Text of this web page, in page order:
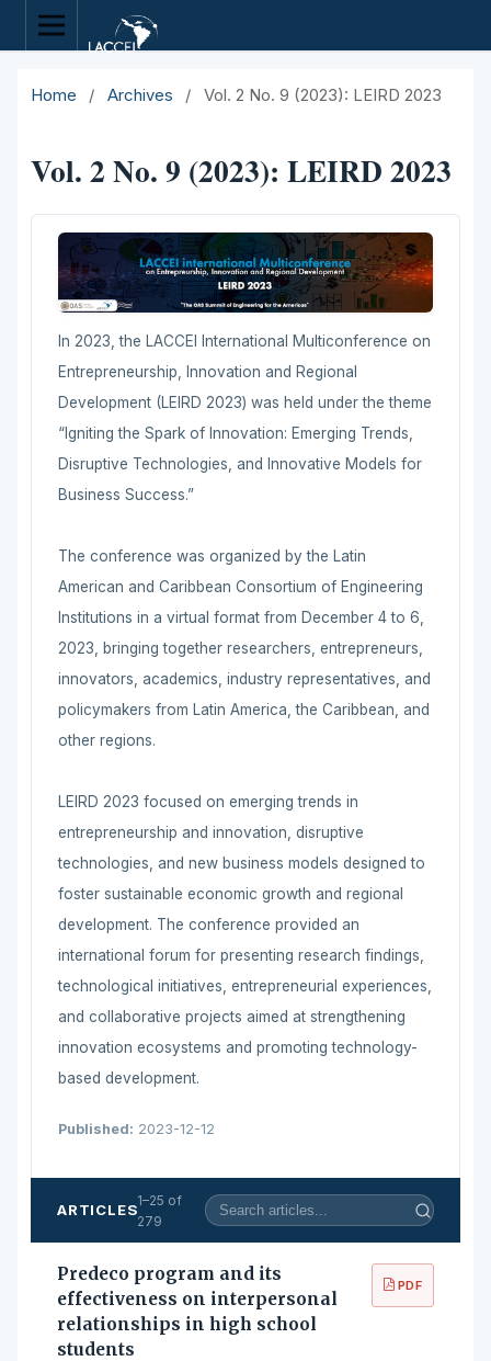
Home / Archives / Vol. 2 No. 9 (2023): LEIRD 2023
Vol. 2 No. 9 (2023): LEIRD 2023
In 2023, the LACCEI International Multiconference on
Entrepreneurship, Innovation and Regional
Development (LEIRD 2023) was held under the theme
“Igniting the Spark of Innovation: Emerging Trends,
Disruptive Technologies, and Innovative Models for
Business Success.”
The conference was organized by the Latin
American and Caribbean Consortium of Engineering
Institutions in a virtual format from December 4 to 6,
2023, bringing together researchers, entrepreneurs,
innovators, academics, industry representatives, and
policymakers from Latin America, the Caribbean, and
other regions.
LEIRD 2023 focused on emerging trends in
entrepreneurship and innovation, disruptive
technologies, and new business models designed to
foster sustainable economic growth and regional
development. The conference provided an
international forum for presenting research findings,
technological initiatives, entrepreneurial experiences,
and collaborative projects aimed at strengthening
innovation ecosystems and promoting technology-
based development.
Published: 2023-12-12
ARTICLES
1–25 of
279
Predeco program and its
effectiveness on interpersonal
relationships in high school
students
PDF